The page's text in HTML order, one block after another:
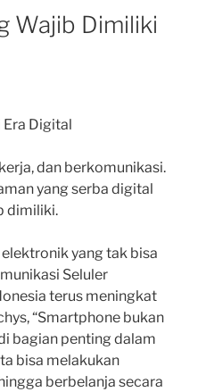
Wajib Dimiliki
Digital
dan berkomunikasi.
yang serba digital
dimiliki.
yang tak bisa
Seluler
terus meningkat
“Smartphone bukan
bagian penting dalam
bisa melakukan
berbelanja secara